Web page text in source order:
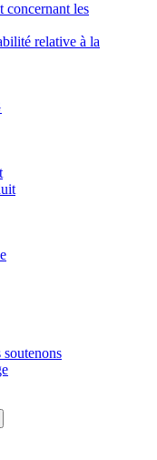
concernant les
relative à la